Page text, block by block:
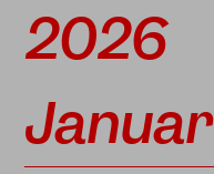
2026
Januar